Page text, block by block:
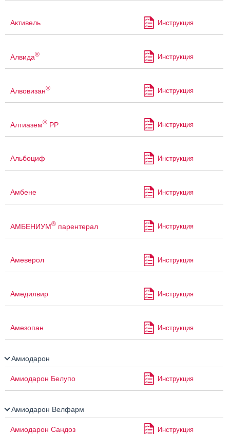
Активель Инструкция
Алвида® Инструкция
Алвовизан® Инструкция
Алтиазем® РР Инструкция
Альбоциф Инструкция
Амбене Инструкция
АМБЕНИУМ® парентерал Инструкция
Амеверол Инструкция
Амедилвир Инструкция
Амезопан Инструкция
Амиодарон
Амиодарон Белупо Инструкция
Амиодарон Велфарм
Амиодарон Сандоз Инструкция